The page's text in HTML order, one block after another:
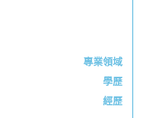
專業領域
學歷
經歷